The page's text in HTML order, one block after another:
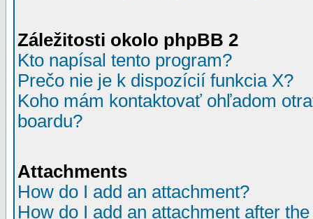
Záležitosti okolo phpBB 2
Kto napísal tento program?
Prečo nie je k dispozícií funkcia X?
Koho mám kontaktovať ohľadom
boardu?
Attachments
How do I add an attachment?
How do I add an attachment after